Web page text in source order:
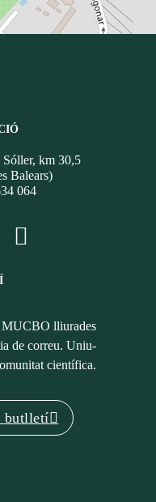
Sóller, km 30,5
Balears)
064
MUCBO lliurades
de correu. Uniu-
científica.
butlletí